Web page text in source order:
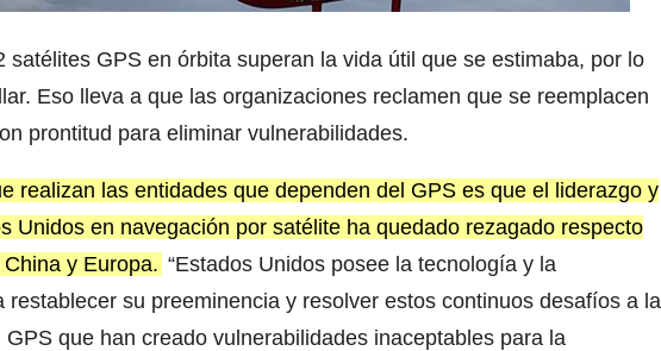
satélites GPS en órbita superan la vida útil que se estimaba, por lo
Eso lleva a que las organizaciones reclamen que se reemplacen
prontitud para eliminar vulnerabilidades.
realizan las entidades que dependen del GPS es que el liderazgo y
Unidos en navegación por satélite ha quedado rezagado respecto
y Europa. “Estados Unidos posee la tecnología y la
restablecer su preeminencia y resolver estos continuos desafíos a la
que han creado vulnerabilidades inaceptables para la